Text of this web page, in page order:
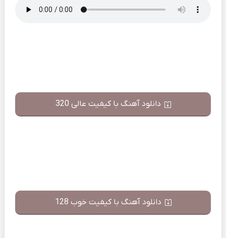
دانلود آهنگ با کیفیت عالی 320
دانلود آهنگ با کیفیت خوب 128